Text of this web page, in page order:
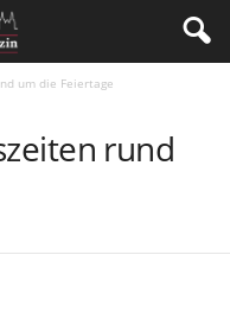
um die Feiertage
rund